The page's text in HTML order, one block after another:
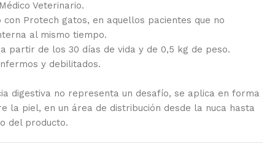
Veterinario.
Protech gatos, en aquellos pacientes que no
al mismo tiempo.
partir de los 30 días de vida y de 0,5 kg de peso.
y debilitados.
digestiva no representa un desafío, se aplica en forma
la piel, en un área de distribución desde la nuca hasta
del producto.